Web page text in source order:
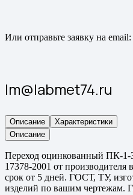
Или отправьте заявку на email:
lm@labmet74.ru
Описание
Характеристики
Описание
Переход оцинкованный ПК-1-
17378-2001 от производителя
срок от 5 дней. ГОСТ, ТУ,
изделий по вашим чертежам.